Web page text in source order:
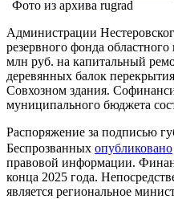
Фото из архива rugrad
Администрации
резервного фонда
млн руб. на капитальный
деревянных балок
Совхозном здания.
муниципального бюджета
Распоряжение за подписью
Беспрозванных опубликовано
правовой информации.
конца 2025 года.
является региональное